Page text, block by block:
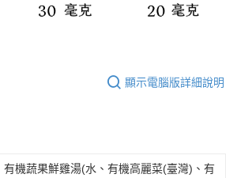
顯示電腦版詳細說明
有機蔬果鮮雞湯(水、有機高麗菜(臺灣)、有